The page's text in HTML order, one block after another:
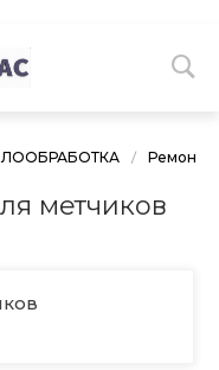
/ Ремонт
метчиков